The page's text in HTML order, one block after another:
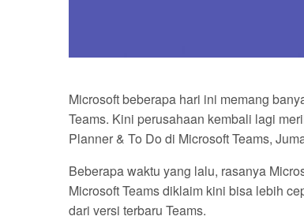
Microsoft beberapa hari ini memang
Teams. Kini perusahaan kembali lagi
Planner & To Do di Microsoft Teams,
Beberapa waktu yang lalu, rasanya
Microsoft Teams diklaim kini bisa lebih
dari versi terbaru Teams.